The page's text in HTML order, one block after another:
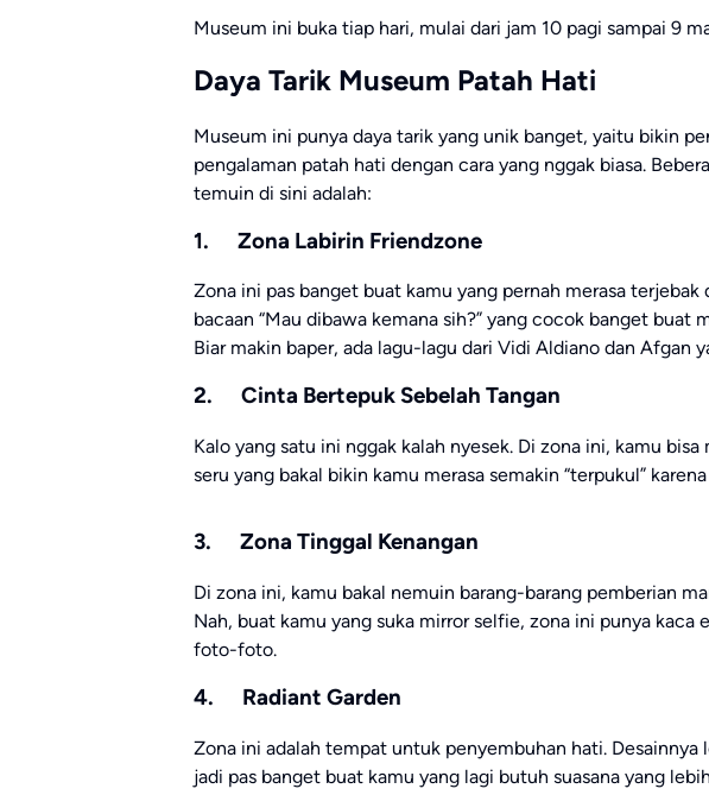
Museum ini buka tiap hari, mulai dari jam 10 pagi sampai 9
Daya Tarik Museum Patah Hati
Museum ini punya daya tarik yang unik banget, yaitu bikin
pengalaman patah hati dengan cara yang nggak biasa.
temuin di sini adalah:
1. Zona Labirin Friendzone
Zona ini pas banget buat kamu yang pernah merasa terjebak
bacaan “Mau dibawa kemana sih?” yang cocok banget buat
Biar makin baper, ada lagu-lagu dari Vidi Aldiano dan Afgan
2. Cinta Bertepuk Sebelah Tangan
Kalo yang satu ini nggak kalah nyesek. Di zona ini, kamu
seru yang bakal bikin kamu merasa semakin “terpukul”
3. Zona Tinggal Kenangan
Di zona ini, kamu bakal nemuin barang-barang pemberian
Nah, buat kamu yang suka mirror selfie, zona ini punya kaca
foto-foto.
4. Radiant Garden
Zona ini adalah tempat untuk penyembuhan hati. Desainnya
jadi pas banget buat kamu yang lagi butuh suasana yang